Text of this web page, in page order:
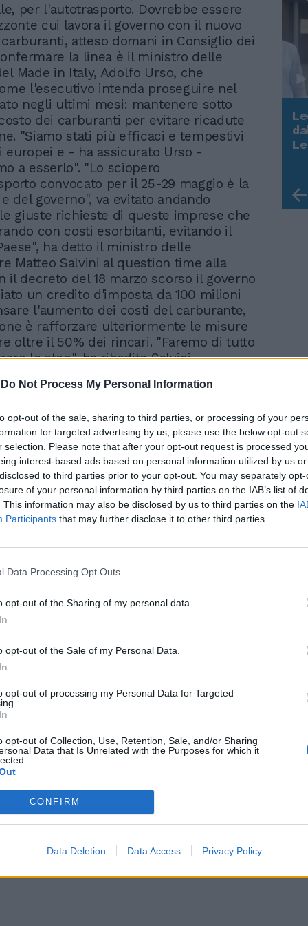
Do Not Process My Personal Information
opt-out of the sale, sharing to third parties, or processing of your
for targeted advertising by us, please use the below opt-out
selection. Please note that after your opt-out request is processed
interest-based ads based on personal information utilized by us
to third parties prior to your opt-out. You may separately
of your personal information by third parties on the IAB’s list of
This information may also be disclosed by us to third parties on the
Participants that may further disclose it to other third parties.
Data Processing Opt Outs
opt-out of the Sharing of my personal data.
opt-out of the Sale of my Personal Data.
opt-out of processing my Personal Data for Targeted
opt-out of Collection, Use, Retention, Sale, and/or Sharing
Data that Is Unrelated with the Purposes for which it
CONFIRM
Data Deletion Data Access Privacy Policy
per l'autotrasporto. Dovrebbe essere
cui lavora il governo con il nuovo
atteso domani in Consiglio dei
la linea è il ministro delle
Made in Italy, Adolfo Urso, che
l'esecutivo intenda proseguire nel
negli ultimi mesi: mantenere sotto
dei carburanti per evitare ricadute
"Siamo stati più efficaci e tempestivi
europei e - ha assicurato Urso -
a esserlo". "Lo sciopero
convocato per il 25-29 maggio è la
del governo", va evitato andando
giuste richieste di queste imprese che
con costi esorbitanti, evitando il
ha detto il ministro delle
Matteo Salvini al question time alla
il decreto del 18 marzo scorso il governo
un credito d'imposta da 100 milioni
l'aumento dei costi del carburante,
è rafforzare ulteriormente le misure
oltre il 50% dei rincari. "Faremo di tutto
lo stop", ha ribadito Salvini.
Meloni demolisce il Pd:
“Stupore, non rispettano
gli impegni". L'assurdo
voto su Roma Capitale
ha rassicurato sulla tenuta del sistema
alle forniture di jet fuel. Nonostante le
italiane garantiscono la continuità
aeroporti almeno fino alla fine di
"Tante compagnie aeree hanno
grido d'allarme sul rischio concreto di
di voli a causa della progressiva
scorte di carburante", ha detto in Aula
Pd Roberto Morassut, "il ministro
dare risposte concrete sulla situazione di
ha chiarito Salvini, pur ammettendo
Rudy Giuliani a Come States?
Trump, Meloni e la strategia
americana